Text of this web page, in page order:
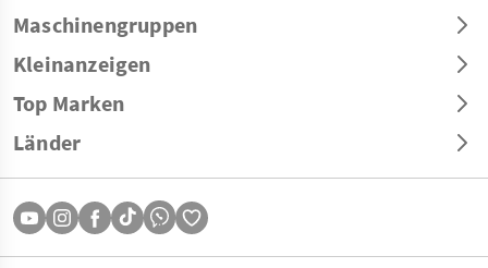
Maschinengruppen
Kleinanzeigen
Top Marken
Länder